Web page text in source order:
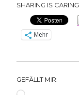
SHARING IS
Mehr
GEFÄLLT MIR:
Wird